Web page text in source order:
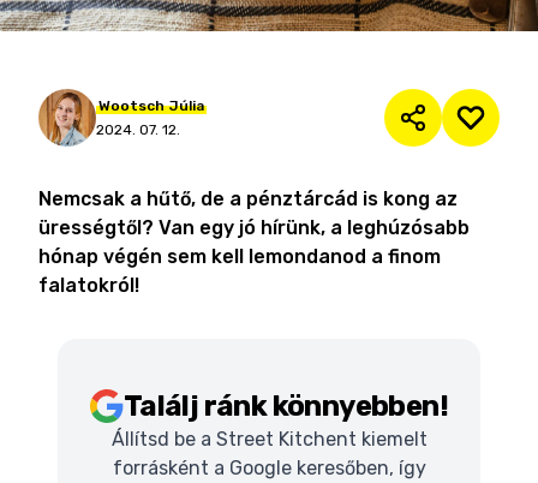
Wootsch Júlia
2024. 07. 12.
Nemcsak a hűtő, de a pénztárcád is kong az
ürességtől? Van egy jó hírünk, a leghúzósabb
hónap végén sem kell lemondanod a finom
falatokról!
Találj ránk könnyebben!
Állítsd be a Street Kitchent kiemelt
forrásként a Google keresőben, így